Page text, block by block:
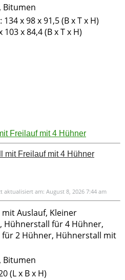
Bitumen
x 98 x 91,5 (B x T x H)
103 x 84,4 (B x T x H)
Freilauf mit 4 Hühner
aktualisiert am: August 8, 2026 7:44 am
Auslauf, Kleiner
Hühnerstall für 4 Hühner,
2 Hühner, Hühnerstall mit
Bitumen
(L x B x H)